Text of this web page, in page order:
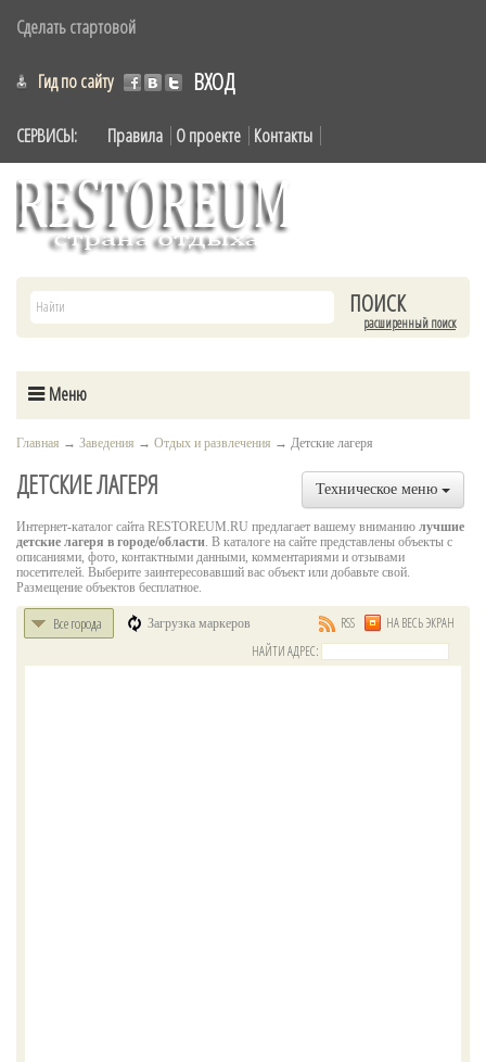
Сделать стартовой
ВХОД
Гид по сайту
СЕРВИСЫ: Правила О проекте Контакты
расширенный поиск
Меню
Главная → Заведения → Отдых и развлечения → Детские лагеря
Техническое меню
ДЕТСКИЕ ЛАГЕРЯ
Интернет-каталог сайта RESTOREUM.RU предлагает вашему вниманию лучшие
детские лагеря в городе/области. В каталоге на сайте представлены объекты с
описаниями, фото, контактными данными, комментариями и отзывами
посетителей. Выберите заинтересовавший вас объект или добавьте свой.
Размещение объектов бесплатное.
Все города Загрузка маркеров НА ВЕСЬ ЭКРАН
RSS
НАЙТИ АДРЕС: